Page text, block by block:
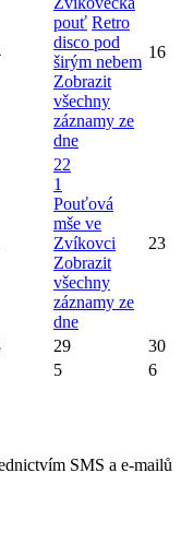
pouť Retro
disco pod
širým nebem
Zobrazit
všechny
záznamy ze
dne
16
22
1
Pouťová
mše ve
Zvíkovci
Zobrazit
všechny
záznamy ze
dne
23
29
30
5 6
SMS a e-mailů